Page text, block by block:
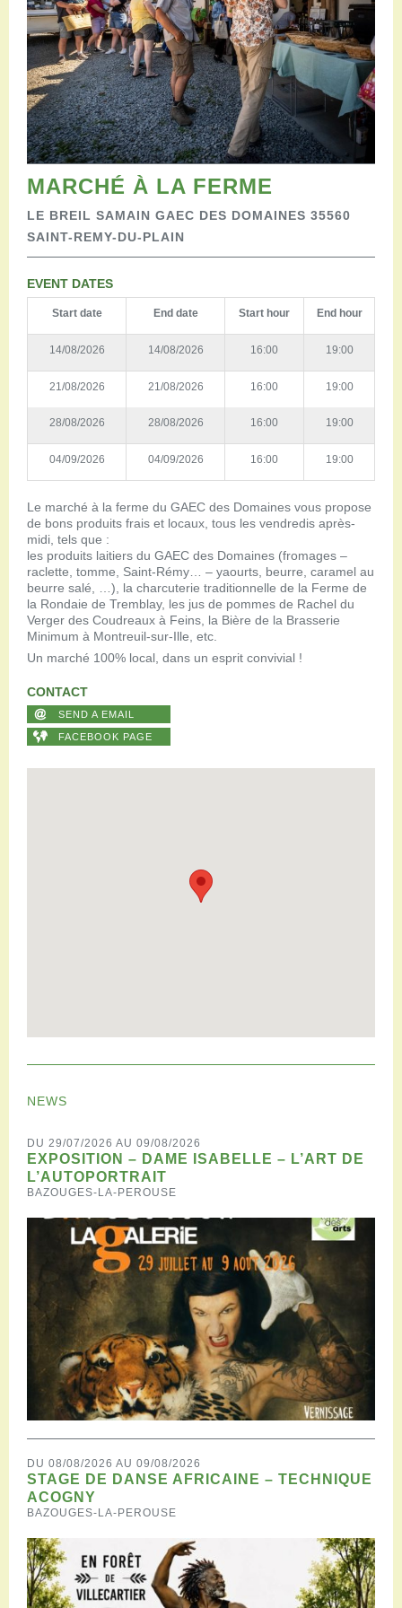
Campervan areas
Reception rooms
Picnic areas
Hike
Hiking
Mountain biking
Cycling Trails
Horse riding
Accessible tourism
Groups
Professionals
MARCHÉ À LA FERME
LE BREIL SAMAIN GAEC DES DOMAINES 35560
SAINT-REMY-DU-PLAIN
EVENT DATES
Start date End date Start hour End hour
14/08/2026 14/08/2026 16:00 19:00
21/08/2026 21/08/2026 16:00 19:00
28/08/2026 28/08/2026 16:00 19:00
04/09/2026 04/09/2026 16:00 19:00
Le marché à la ferme du GAEC des Domaines vous propose
de bons produits frais et locaux, tous les vendredis après-
midi, tels que :
les produits laitiers du GAEC des Domaines (fromages –
raclette, tomme, Saint-Rémy… – yaourts, beurre, caramel au
beurre salé, …), la charcuterie traditionnelle de la Ferme de
la Rondaie de Tremblay, les jus de pommes de Rachel du
Verger des Coudreaux à Feins, la Bière de la Brasserie
Minimum à Montreuil-sur-Ille, etc.
Un marché 100% local, dans un esprit convivial !
CONTACT
SEND A EMAIL
FACEBOOK PAGE
NEWS
DU 29/07/2026 AU 09/08/2026
EXPOSITION – DAME ISABELLE – L’ART DE
L’AUTOPORTRAIT
BAZOUGES-LA-PEROUSE
DU 08/08/2026 AU 09/08/2026
STAGE DE DANSE AFRICAINE – TECHNIQUE
ACOGNY
BAZOUGES-LA-PEROUSE